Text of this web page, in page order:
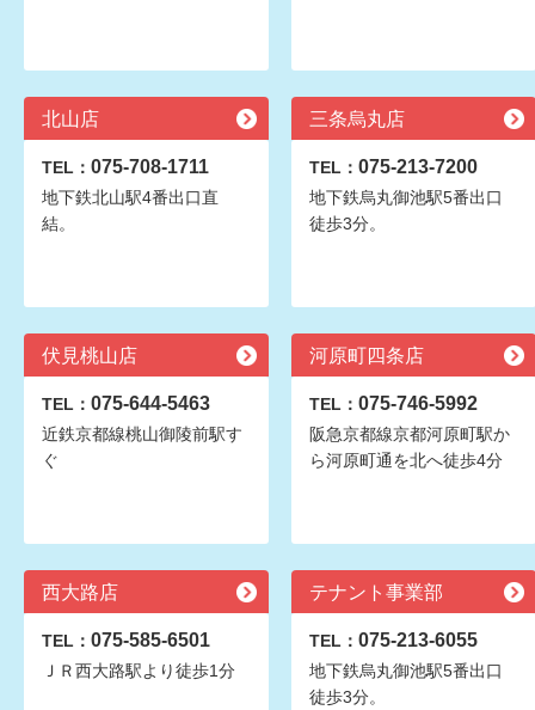
北山店
TEL： 075-708-1711
地下鉄北山駅4番出口直
結。
三条烏丸店
TEL： 075-213-7200
地下鉄烏丸御池駅5番出口
徒歩3分。
伏見桃山店
TEL： 075-644-5463
近鉄京都線桃山御陵前駅す
ぐ
河原町四条店
TEL： 075-746-5992
阪急京都線京都河原町駅か
ら河原町通を北へ徒歩4分
西大路店
TEL： 075-585-6501
ＪＲ西大路駅より徒歩1分
テナント事業部
TEL： 075-213-6055
地下鉄烏丸御池駅5番出口
徒歩3分。